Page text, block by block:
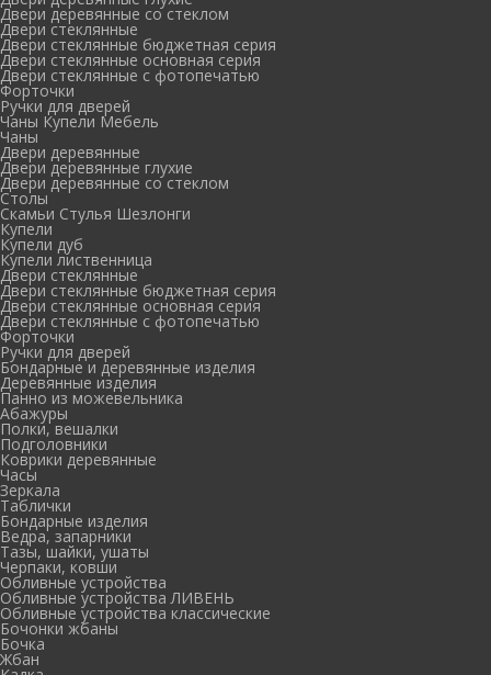
Двери деревянные со стеклом
Двери стеклянные
Двери стеклянные бюджетная серия
Двери стеклянные основная серия
Двери стеклянные с фотопечатью
Форточки
Ручки для дверей
Чаны Купели Мебель
Чаны
Двери деревянные
Двери деревянные глухие
Двери деревянные со стеклом
Столы
Скамьи Стулья Шезлонги
Купели
Купели дуб
Купели лиственница
Двери стеклянные
Двери стеклянные бюджетная серия
Двери стеклянные основная серия
Двери стеклянные с фотопечатью
Форточки
Ручки для дверей
Бондарные и деревянные изделия
Деревянные изделия
Панно из можевельника
Абажуры
Полки, вешалки
Подголовники
Коврики деревянные
Часы
Зеркала
Таблички
Бондарные изделия
Ведра, запарники
Тазы, шайки, ушаты
Черпаки, ковши
Обливные устройства
Обливные устройства ЛИВЕНЬ
Обливные устройства классические
Бочонки жбаны
Бочка
Жбан